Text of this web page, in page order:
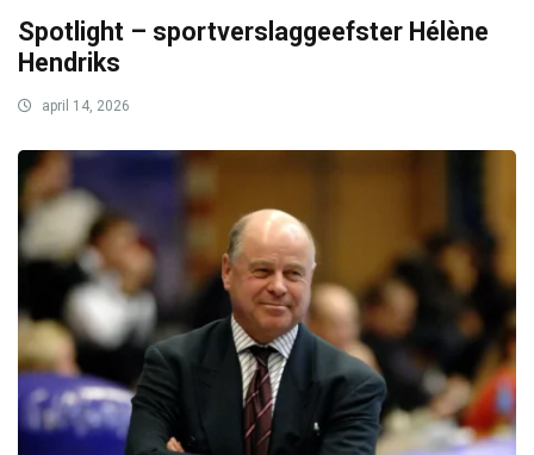
Spotlight – sportverslaggeefster Hélène
Hendriks
april 14, 2026